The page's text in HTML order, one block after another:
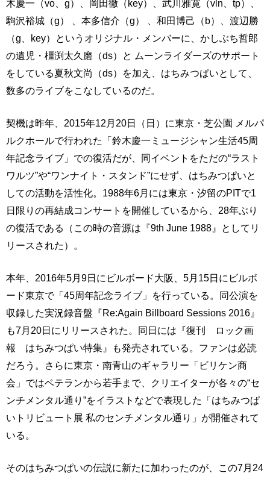
木慶一（vo、g）、岡田徹（key）、武川雅寛（vln、tp）、
駒沢裕城（g） 、本多信介（g） 、和田博己（b）、渡辺勝
（g、key）というオリジナル・メンバーに、かしぶち哲郎
の遺児・橿渕太久磨（ds）と ムーンライダーズのサポート
をしている夏秋文尚（ds）を加え、はちみつぱいとして、
数多のライブをこなしているのだ。
契機は昨年、2015年12月20日（日）に東京・芝公園 メルパ
ルクホールで行われた「鈴木慶一ミュージシャン生活45周
年記念ライブ」での復活だが、同イベントをただの“ラスト
ワルツ”や“ワンナイト・スタンド”にせず、はちみつぱいと
しての活動を活性化。1988年6月には東京・汐留のPITで1
日限りの再結成コンサートを開催しているから、28年ぶり
の復活である（この時の音源は『9th June 1988』としてリ
リースされた）。
本年、2016年5月9日にビルボード大阪、5月15日にビルボ
ード東京で「45周年記念ライブ」を行っている。同公演を
収録した実況録音盤『Re:Again Billboard Sessions 2016』
も7月20日にリリースされた。同日には『復刊 ロック画
報 はちみつぱい特集』も発売されている。ファンは必読
だろう。さらに東京・南青山のギャラリー「ビリケン商
会」ではベテランから若手まで、クリエイターが各々の“セ
ンチメンタル通り”をイラストなどで表現した「はちみつぱ
いトリビュート展 私のセンチメンタル通り」が開催されて
いる。
そのはちみつぱいの伝説に新たに加わったのが、この7月24